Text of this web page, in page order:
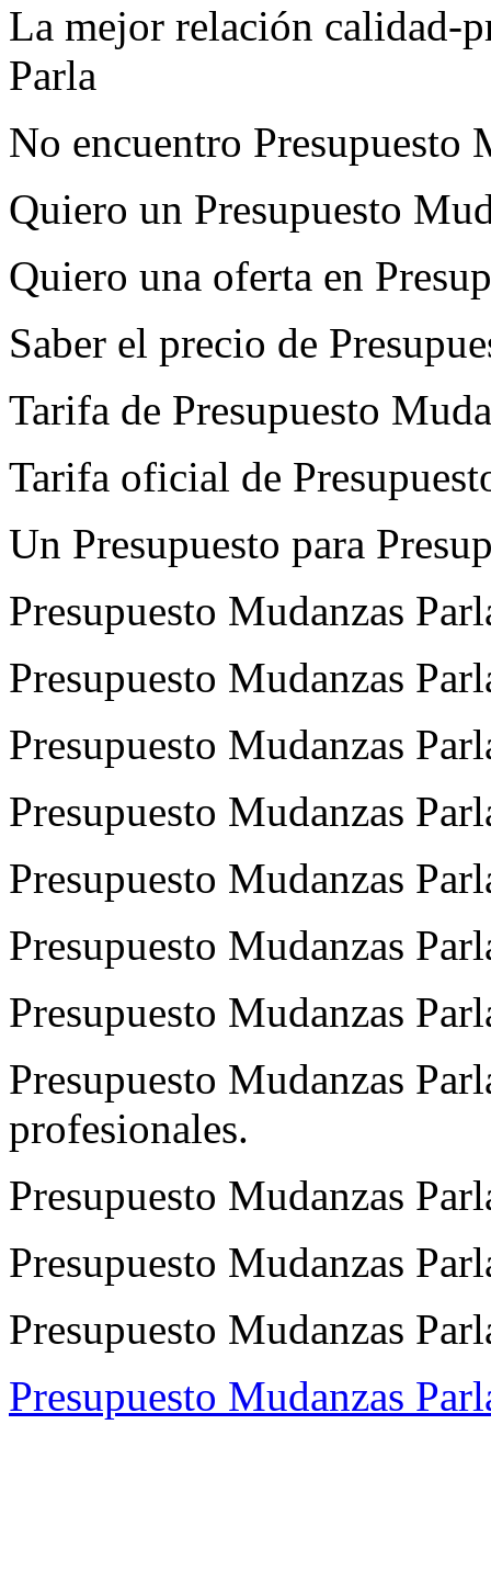
La mejor relación calidad-
Parla
No encuentro Presupuesto
Quiero un Presupuesto
Quiero una oferta en
Saber el precio de
Tarifa de Presupuesto
Tarifa oficial de
Un Presupuesto para
Presupuesto Mudanzas
Presupuesto Mudanzas
Presupuesto Mudanzas
Presupuesto Mudanzas
Presupuesto Mudanzas
Presupuesto Mudanzas
Presupuesto Mudanzas
Presupuesto Mudanzas
profesionales.
Presupuesto Mudanzas
Presupuesto Mudanzas
Presupuesto Mudanzas
Presupuesto Mudanzas